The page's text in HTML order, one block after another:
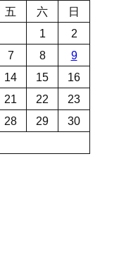
五 六
日
1
2
7 8
9
14 15
16
21 22
23
28 29
30